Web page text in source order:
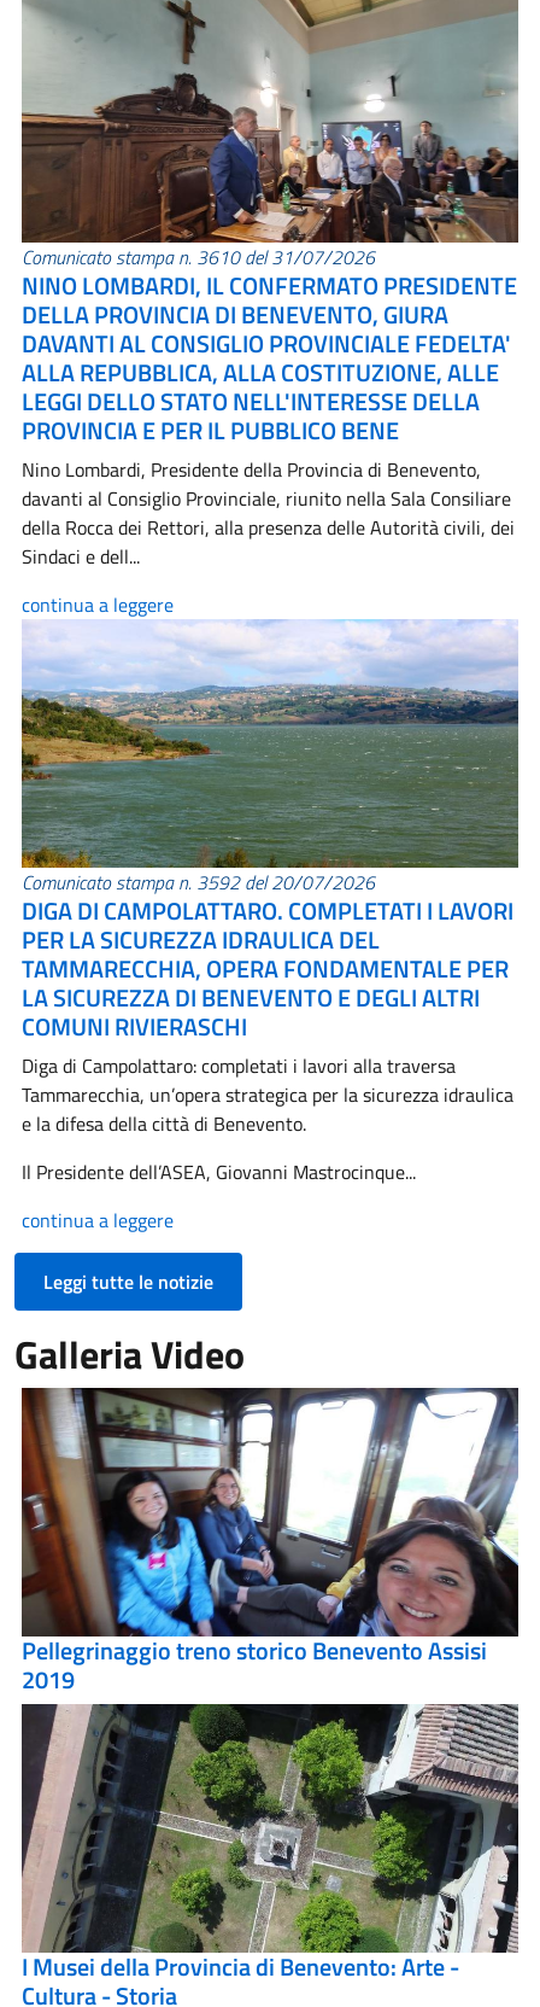
Comunicato stampa n. 3610 del 31/07/2026
NINO LOMBARDI, IL CONFERMATO PRESIDENTE
DELLA PROVINCIA DI BENEVENTO, GIURA
DAVANTI AL CONSIGLIO PROVINCIALE FEDELTA'
ALLA REPUBBLICA, ALLA COSTITUZIONE, ALLE
LEGGI DELLO STATO NELL'INTERESSE DELLA
PROVINCIA E PER IL PUBBLICO BENE
Nino Lombardi, Presidente della Provincia di Benevento,
davanti al Consiglio Provinciale, riunito nella Sala Consiliare
della Rocca dei Rettori, alla presenza delle Autorità civili, dei
Sindaci e dell...
continua a leggere
Comunicato stampa n. 3592 del 20/07/2026
DIGA DI CAMPOLATTARO. COMPLETATI I LAVORI
PER LA SICUREZZA IDRAULICA DEL
TAMMARECCHIA, OPERA FONDAMENTALE PER
LA SICUREZZA DI BENEVENTO E DEGLI ALTRI
COMUNI RIVIERASCHI
Diga di Campolattaro: completati i lavori alla traversa
Tammarecchia, un’opera strategica per la sicurezza idraulica
e la difesa della città di Benevento.
Il Presidente dell’ASEA, Giovanni Mastrocinque...
continua a leggere
Leggi tutte le notizie
Galleria Video
Pellegrinaggio treno storico Benevento Assisi
2019
I Musei della Provincia di Benevento: Arte -
Cultura - Storia